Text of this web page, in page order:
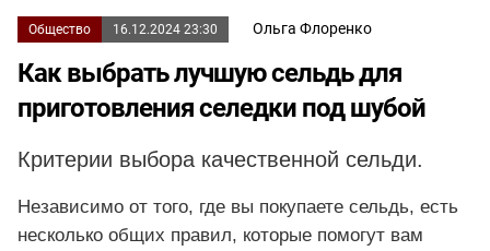
Общество 16.12.2024 23:30 Ольга Флоренко
Как выбрать лучшую сельдь для
приготовления селедки под шубой
Критерии выбора качественной сельди.
Независимо от того, где вы покупаете сельдь, есть
несколько общих правил, которые помогут вам